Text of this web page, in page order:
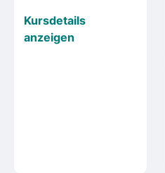
Kursdetails
anzeigen